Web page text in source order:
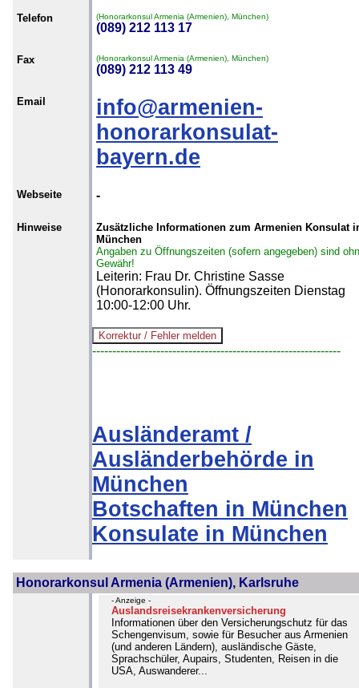
Telefon (Honorarkonsul Armenia (Armenien), München)
(089) 212 113 17
Fax (Honorarkonsul Armenia (Armenien), München)
(089) 212 113 49
Email
info@armenien-
honorarkonsulat-
bayern.de
Webseite -
Hinweise
Zusätzliche Informationen zum Armenien Konsulat
München
Angaben zu Öffnungszeiten (sofern angegeben) sind
Gewähr!
Leiterin: Frau Dr. Christine Sasse
(Honorarkonsulin). Öffnungszeiten Dienstag
10:00-12:00 Uhr.
--------------------------------------------------------------
Ausländeramt /
Ausländerbehörde in
München
Botschaften in München
Konsulate in München
Honorarkonsul Armenia (Armenien), Karlsruhe
- Anzeige -
Auslandsreisekrankenversicherung
Informationen über den Versicherungschutz für das
Schengenvisum, sowie für Besucher aus Armenien
(und anderen Ländern), ausländische Gäste,
Sprachschüler, Aupairs, Studenten, Reisen in die
USA, Auswanderer...